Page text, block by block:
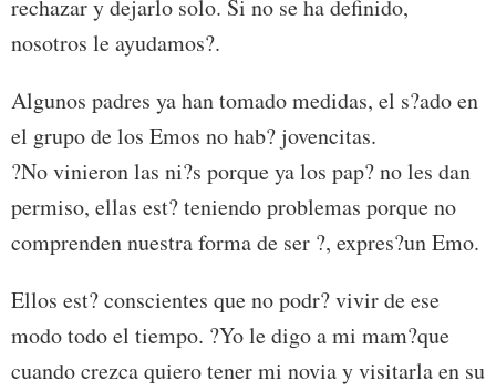
rechazar y dejarlo solo. Si no se ha definido,
nosotros le ayudamos?.
Algunos padres ya han tomado medidas, el s?ado en
el grupo de los Emos no hab? jovencitas.
?No vinieron las ni?s porque ya los pap? no les dan
permiso, ellas est? teniendo problemas porque no
comprenden nuestra forma de ser ?, expres?un Emo.
Ellos est? conscientes que no podr? vivir de ese
modo todo el tiempo. ?Yo le digo a mi mam?que
cuando crezca quiero tener mi novia y visitarla en su